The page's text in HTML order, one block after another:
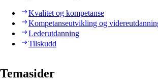
Kvalitet og kompetanse
Kompetanseutvikling og
Lederutdanning
Tilskudd
Temasider